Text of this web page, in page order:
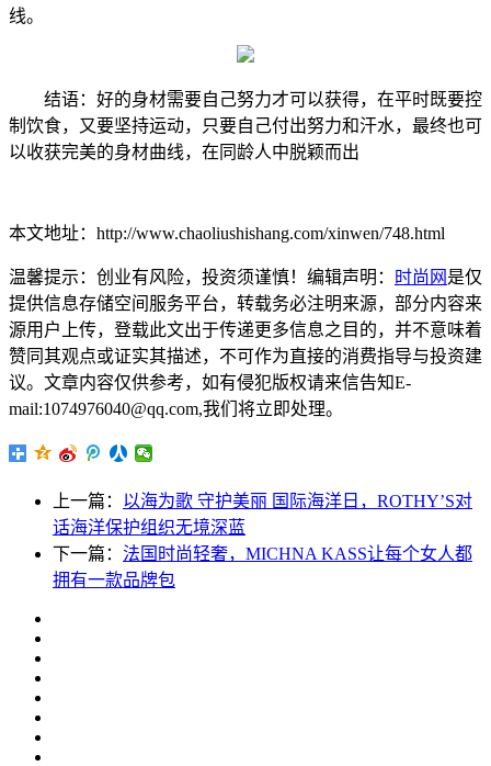
线。
结语：好的身材需要自己努力才可以获得，在平时既要控
制饮食，又要坚持运动，只要自己付出努力和汗水，最终也可
以收获完美的身材曲线，在同龄人中脱颖而出
本文地址：http://www.chaoliushishang.com/xinwen/748.html
温馨提示：创业有风险，投资须谨慎！编辑声明： 时尚网 是仅
提供信息存储空间服务平台，转载务必注明来源，部分内容来
源用户上传，登载此文出于传递更多信息之目的，并不意味着
赞同其观点或证实其描述，不可作为直接的消费指导与投资建
议。文章内容仅供参考，如有侵犯版权请来信告知E-
mail:1074976040@qq.com,我们将立即处理。
上一篇： 以海为歌 守护美丽 国际海洋日，ROTHY’S对
话海洋保护组织无境深蓝
下一篇： 法国时尚轻奢，MICHNA KASS让每个女人都
拥有一款品牌包